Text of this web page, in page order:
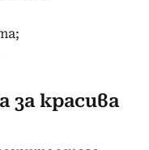
за красива